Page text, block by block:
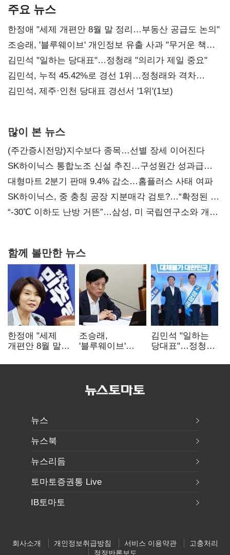
주요 뉴스
한정애 "세제 개편안 8월 말 정리…부동산 공급도 논의"
조승래, '블루웨이브' 개인정보 유출 사과 "무거운 책임
통감"
김민석 "일하는 당대표"…정청래 "의리가 제일 중요"
김민석, 누적 45.42%로 경선 1위…정청래와 격차
0.86%p(2보)
김민석, 제주·인천 당대표 경선서 '1위'(1보)
많이 본 뉴스
(주간증시전망)지수보다 종목…선별 장세 이어진다
SK하이닉스 통합노조 신설 추진…구성원간 성과급
불만 확산
대형마트 2분기 판매 9.4% 감소…홈플러스 사태 여파
SK하이닉스, 중 충칭 공장 지분매각 검토?…“확정된 바
없어”
“-30℃ 이하도 난방 거뜬”…삼성, 미 국립연구소와 개발
함께 볼만한 뉴스
한정애 "세제
개편안 8월 말
공급도 논의"
조승래,
'블루웨이브'
사과 "무거운
김민석 "일하는
당대표"…정청래
중요"
뉴스
뉴스북
뉴스리듬
토마토증권통 Live
IB토마토
회사소개 개인정보취급방침 서비스 이용약관
고충처리
정정반론보도